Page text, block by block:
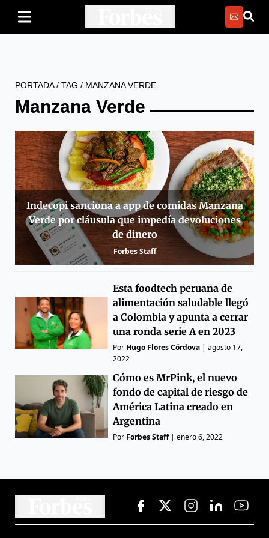
PORTADA/ TAG / MANZANA VERDE
Manzana Verde
Indecopi sanciona a app de comidas Manzana
Verde por cláusula que impedía devoluciones
de dinero
Forbes Staff
Esta foodtech peruana de
alimentación saludable llegó
a Colombia y apunta a cerrar
una ronda serie A en 2023
Por Hugo Flores Córdova |agosto 17,
2022
Cómo es MrPink, el nuevo
fondo de capital de riesgo de
América Latina creado en
Argentina
Por Forbes Staff|enero 6, 2022